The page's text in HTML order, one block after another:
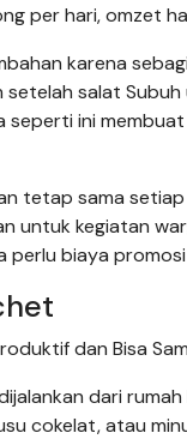
per hari, omzet
karena
salat
seperti ini
tetap sama
untuk kegiatan
perlu biaya
dan Bisa
dari
cokelat, atau